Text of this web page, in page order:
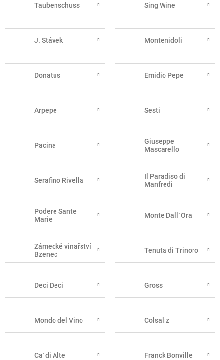
Taubenschuss Sing Wine
J. Stávek Montenidoli
Donatus Emidio Pepe
Arpepe Sesti
Pacina
Giuseppe
Mascarello
Serafino Rivella
Il Paradiso di
Manfredi
Podere Sante
Marie
Monte Dall´Ora
Zámecké vinařství
Bzenec
Tenuta di Trinoro
Deci Deci Gross
Mondo del Vino Colsaliz
Ca´di Alte Franck Bonville